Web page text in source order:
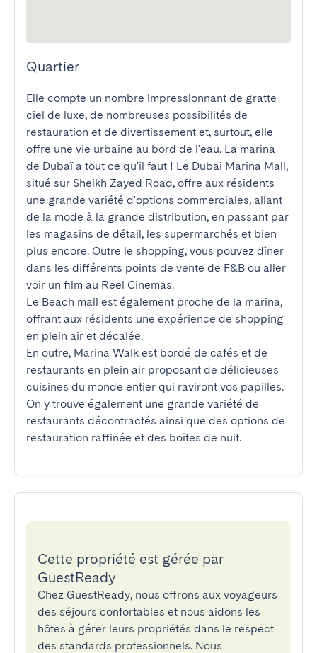
Quartier
Elle compte un nombre impressionnant de gratte-
ciel de luxe, de nombreuses possibilités de
restauration et de divertissement et, surtout, elle
offre une vie urbaine au bord de l'eau. La marina
de Dubaï a tout ce qu'il faut ! Le Dubai Marina Mall,
situé sur Sheikh Zayed Road, offre aux résidents
une grande variété d'options commerciales, allant
de la mode à la grande distribution, en passant par
les magasins de détail, les supermarchés et bien
plus encore. Outre le shopping, vous pouvez dîner
dans les différents points de vente de F&B ou aller
voir un film au Reel Cinemas.
Le Beach mall est également proche de la marina,
offrant aux résidents une expérience de shopping
en plein air et décalée.
En outre, Marina Walk est bordé de cafés et de
restaurants en plein air proposant de délicieuses
cuisines du monde entier qui raviront vos papilles.
On y trouve également une grande variété de
restaurants décontractés ainsi que des options de
restauration raffinée et des boîtes de nuit.
Cette propriété est gérée par
GuestReady
Chez GuestReady, nous offrons aux voyageurs
des séjours confortables et nous aidons les
hôtes à gérer leurs propriétés dans le respect
des standards professionnels. Nous